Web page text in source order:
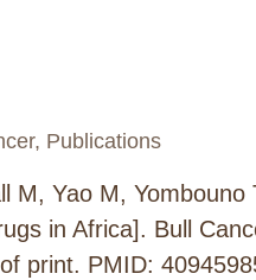
, Publications
M, Yao M,
in Africa]. Bull
print. PMID: